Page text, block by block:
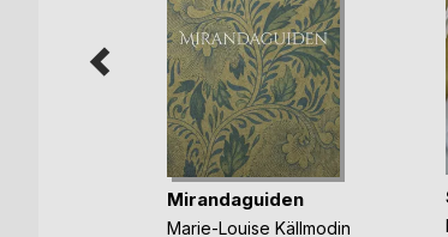
Mirandaguiden
Marie-Louise Källmodin